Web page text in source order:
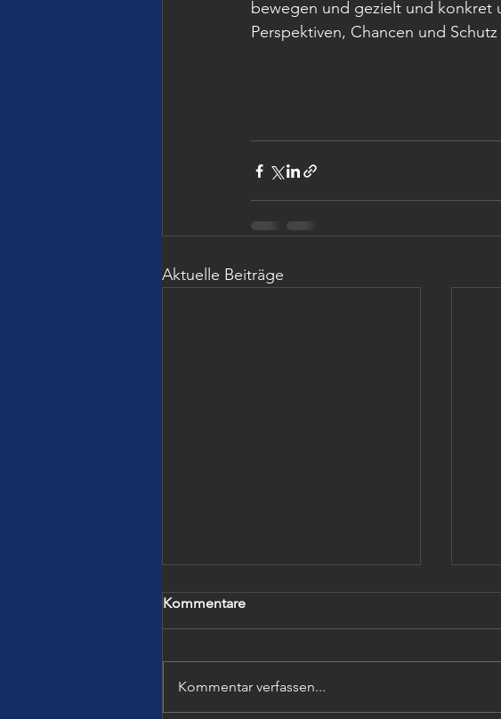
bewegen und gezielt und konkret
Perspektiven, Chancen und
Aktuelle Beiträge
Kommentare
Kommentar verfassen...